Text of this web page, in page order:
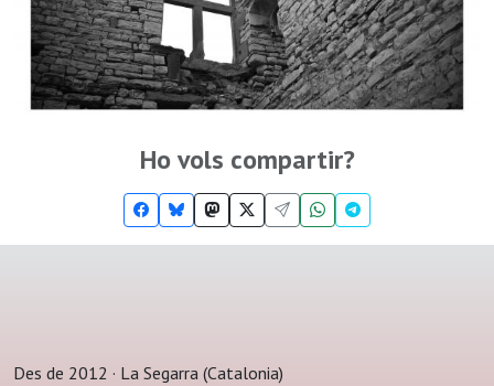
Ho vols compartir?
Des de 2012 · La Segarra (Catalonia)